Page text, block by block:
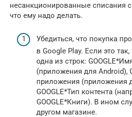
несанкционированные списания
что ему надо делать.
Убедиться, что покупка
в Google Play. Если это
одна из строк:
(приложения для Android),
приложения (приложения
GOOGLE*Тип контента
GOOGLE*Книги). В ином
другом магазине.